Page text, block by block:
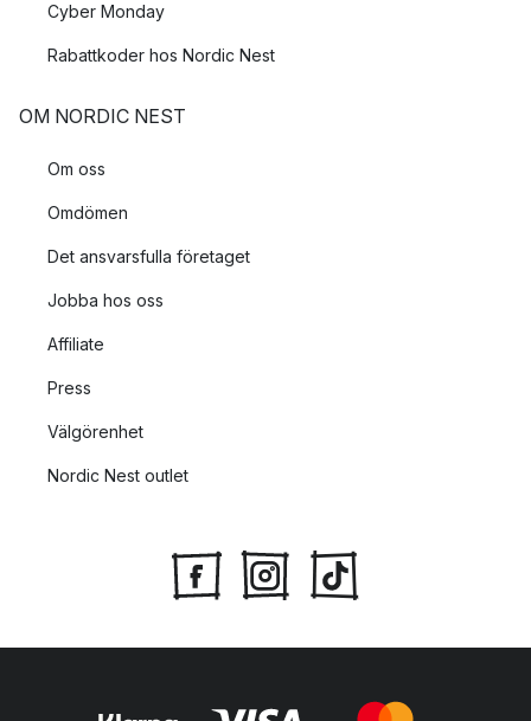
Cyber Monday
Rabattkoder hos Nordic Nest
OM NORDIC NEST
Om oss
Omdömen
Det ansvarsfulla företaget
Jobba hos oss
Affiliate
Press
Välgörenhet
Nordic Nest outlet